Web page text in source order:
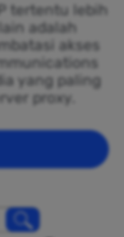
tertentu lebih
adalah
akses
yang paling
proxy.